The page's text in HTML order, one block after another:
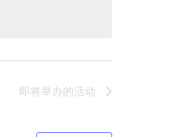
即将举办的活动